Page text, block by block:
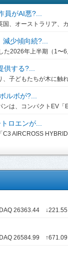
員がAI悪?...
、オーストラリア、
少傾向続?...
た2026年上半期（1〜
供する?...
子どもたちが木に触
ルボが?...
は、コンパクトEV「
ロエンが...
AIRCROSS
26363.44 ↓221.55
26584.99 ↑671.09